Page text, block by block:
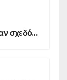
σχεδόν